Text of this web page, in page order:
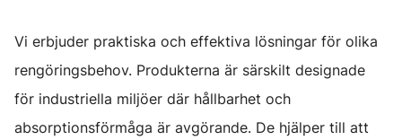
Vi erbjuder praktiska och effektiva lösningar för olika
rengöringsbehov. Produkterna är särskilt designade
för industriella miljöer där hållbarhet och
absorptionsförmåga är avgörande. De hjälper till att